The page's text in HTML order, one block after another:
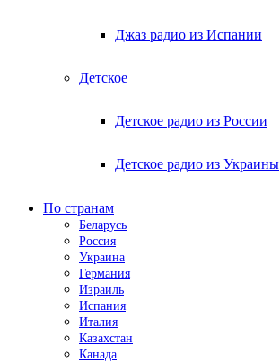
Джаз радио из Испании
Детское
Детское радио из России
Детское радио из Украины
По странам
Беларусь
Россия
Украина
Германия
Израиль
Испания
Италия
Казахстан
Канада